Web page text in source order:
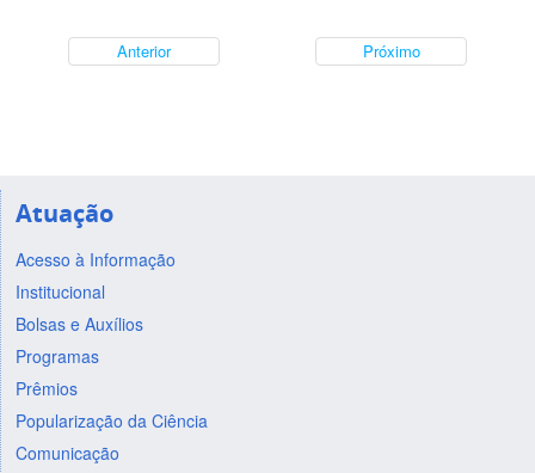
Anterior Próximo
Atuação
Acesso à Informação
Institucional
Bolsas e Auxílios
Programas
Prêmios
Popularização da Ciência
Comunicação